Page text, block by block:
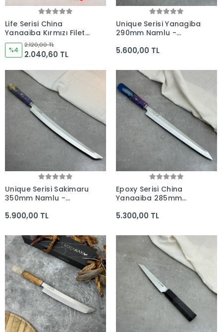
Life Serisi China
Yanagiba Kırmızı Fileto
Bıçağı 285mm Namlu -
Kocakaya Bıçakları
%4
2.120,00 TL
2.040,60 TL
Unique Serisi Yanagiba
290mm Namlu -
Japon Bıçağı
5.600,00 TL
Unique Serisi Sakimaru
350mm Namlu -
Japon Bıçağı
5.900,00 TL
Epoxy Serisi China
Yanagiba 285mm
Yapımı Bıçaklar
5.300,00 TL